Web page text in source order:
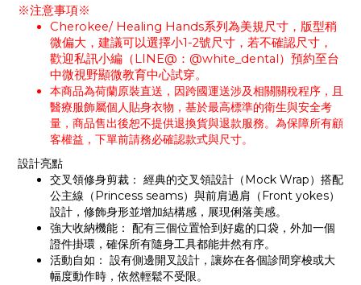
※注意事項※
Cherokee/ Healing Hands系列為美規尺寸，版型稍
微偏大，建議可以選擇小1-2號尺寸，若不確認尺寸，
歡迎私訊小編（LINE@：@white_dental）預約至台
中微視野顯微教育中心試穿。
本商品為荷蘭原裝直送，因跨國運送涉及相關關稅程序，且
醫療服飾屬個人貼身衣物，基於最高標準的衛生與安全考
量，商品售出後恕不提供退換貨與退款服務。為保障所有顧
客權益，下單前請務必確認款式與尺寸。
設計亮點
交叉領修身剪裁： 經典的交叉領設計（Mock Wrap）搭配
公主線（Princess seams）與前肩過肩（Front yokes）
設計，修飾身形並增加結構感，展現俐落美感。
強大收納機能： 配有三個位置恰到好處的口袋，外加一個
證件掛環，確保所有隨身工具都能井然有序。
活動自如： 設有側邊開叉設計，讓妳在各個診間穿梭或大
幅度動作時，依然輕鬆不受限。